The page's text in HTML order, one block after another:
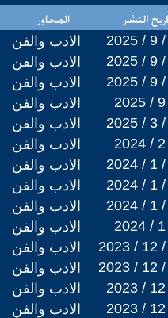
الادب والفن 2025 / 9
الادب والفن
2025 / 9
الادب والفن
2025 / 9
الادب والفن
2025 /
الادب والفن
2025 / 3
الادب والفن
2024 /
الادب والفن
2024 / 1
الادب والفن
2024 / 1
الادب والفن
2024 / 1
الادب والفن
2024 /
الادب والفن
2023 / 12
الادب والفن
2023 / 12
الادب والفن
2023 /
الادب والفن
2023 /